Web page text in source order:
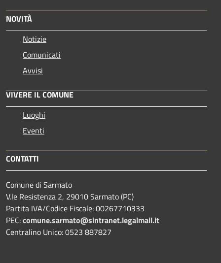
NOVITÀ
Notizie
Comunicati
Avvisi
VIVERE IL COMUNE
Luoghi
Eventi
CONTATTI
Comune di Sarmato
V.le Resistenza 2, 29010 Sarmato (PC)
Partita IVA/Codice Fiscale: 00267710333
PEC:comune.sarmato@sintranet.legalmail.it
Centralino Unico: 0523 887827